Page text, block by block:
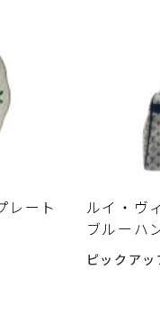
レート
ルイ・ヴ
ブルーハ
ピックア